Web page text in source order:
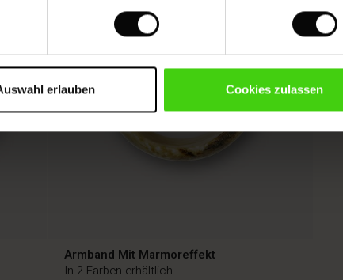
erlauben Cookies zulassen
Armband Mit Marmoreffekt
In 2 Farben erhältlich